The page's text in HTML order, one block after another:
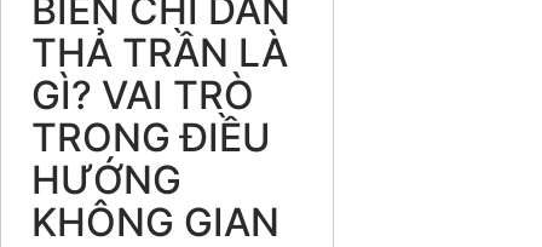
BIỂN CHỈ DẪN
THẢ TRẦN LÀ
GÌ? VAI TRÒ
TRONG ĐIỀU
HƯỚNG
KHÔNG GIAN